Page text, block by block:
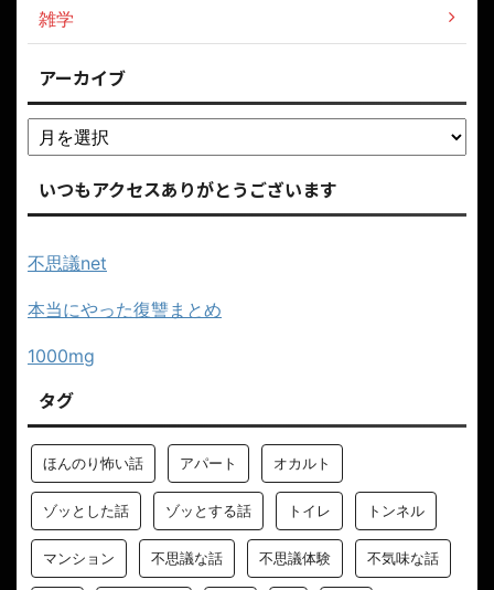
雑学
アーカイブ
いつもアクセスありがとうございます
不思議net
本当にやった復讐まとめ
1000mg
タグ
ほんのり怖い話 アパート オカルト
ゾッとした話 ゾッとする話 トイレ トンネル
マンション 不思議な話 不思議体験 不気味な話